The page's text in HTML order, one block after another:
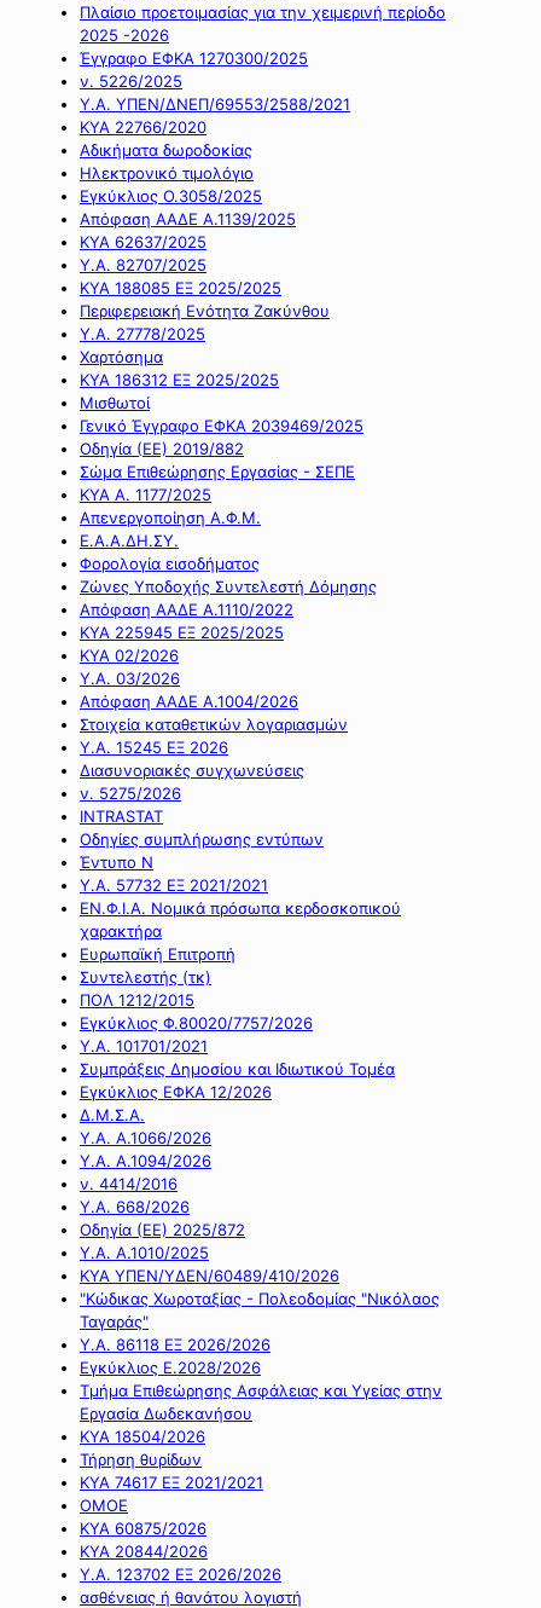
Πλαίσιο προετοιμασίας για την χειμερινή περίοδο
2025 -2026
Έγγραφο ΕΦΚΑ 1270300/2025
ν. 5226/2025
Υ.Α. ΥΠΕΝ/ΔΝΕΠ/69553/2588/2021
ΚΥΑ 22766/2020
Αδικήματα δωροδοκίας
Ηλεκτρονικό τιμολόγιο
Εγκύκλιος Ο.3058/2025
Απόφαση ΑΑΔΕ Α.1139/2025
ΚΥΑ 62637/2025
Υ.Α. 82707/2025
ΚΥΑ 188085 ΕΞ 2025/2025
Περιφερειακή Ενότητα Ζακύνθου
Υ.Α. 27778/2025
Χαρτόσημα
ΚΥΑ 186312 ΕΞ 2025/2025
Μισθωτοί
Γενικό Έγγραφο ΕΦΚΑ 2039469/2025
Οδηγία (ΕΕ) 2019/882
Σώμα Επιθεώρησης Εργασίας - ΣΕΠΕ
ΚΥΑ Α. 1177/2025
Απενεργοποίηση Α.Φ.Μ.
Ε.Α.Α.ΔΗ.ΣΥ.
Φορολογία εισοδήματος
Ζώνες Υποδοχής Συντελεστή Δόμησης
Απόφαση ΑΑΔΕ Α.1110/2022
ΚΥΑ 225945 ΕΞ 2025/2025
ΚΥΑ 02/2026
Υ.Α. 03/2026
Απόφαση ΑΑΔΕ Α.1004/2026
Στοιχεία καταθετικών λογαριασμών
Υ.Α. 15245 ΕΞ 2026
Διασυνοριακές συγχωνεύσεις
ν. 5275/2026
INTRASTAT
Οδηγίες συμπλήρωσης εντύπων
Έντυπο Ν
Υ.Α. 57732 ΕΞ 2021/2021
ΕΝ.Φ.Ι.Α. Νομικά πρόσωπα κερδοσκοπικού
χαρακτήρα
Ευρωπαϊκή Επιτροπή
Συντελεστής (τκ)
ΠΟΛ 1212/2015
Εγκύκλιος Φ.80020/7757/2026
Υ.Α. 101701/2021
Συμπράξεις Δημοσίου και Ιδιωτικού Τομέα
Εγκύκλιος ΕΦΚΑ 12/2026
Δ.Μ.Σ.Α.
Υ.Α. Α.1066/2026
Υ.Α. Α.1094/2026
ν. 4414/2016
Y.A. 668/2026
Οδηγία (ΕΕ) 2025/872
Υ.Α. Α.1010/2025
ΚΥΑ ΥΠΕΝ/ΥΔΕΝ/60489/410/2026
"Κώδικας Χωροταξίας - Πολεοδομίας "Νικόλαος
Ταγαράς"
Υ.Α. 86118 ΕΞ 2026/2026
Εγκύκλιος Ε.2028/2026
Τμήμα Επιθεώρησης Ασφάλειας και Υγείας στην
Εργασία Δωδεκανήσου
ΚΥΑ 18504/2026
Τήρηση θυρίδων
ΚΥΑ 74617 ΕΞ 2021/2021
ΟΜΟΕ
ΚΥΑ 60875/2026
ΚΥΑ 20844/2026
Υ.Α. 123702 ΕΞ 2026/2026
ασθένειας ή θανάτου λογιστή